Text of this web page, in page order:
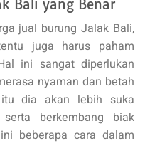
Bali yang Benar
jual burung Jalak Bali,
juga harus paham
ini sangat diperlukan
nyaman dan betah
dia akan lebih suka
berkembang biak
beberapa cara dalam